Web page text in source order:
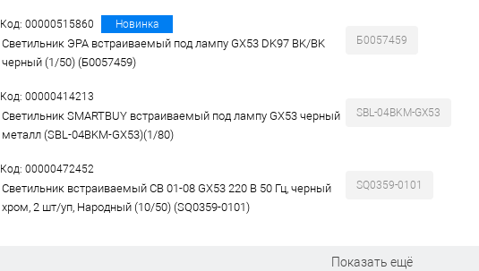
Код: 00000515860 Новинка
Светильник ЭРА встраиваемый под лампу GX53 DK97 BK/BK
черный (1/50) (Б0057459)
Б0057459
Код: 00000414213
Светильник SMARTBUY встраиваемый под лампу GX53 черный
металл (SBL-04BKM-GX53)(1/80)
SBL-04BKM-GX53
Код: 00000472452
Светильник встраиваемый СВ 01-08 GX53 220 В 50 Гц, черный
хром, 2 шт/уп, Народный (10/50) (SQ0359-0101)
SQ0359-0101
Показать ещё